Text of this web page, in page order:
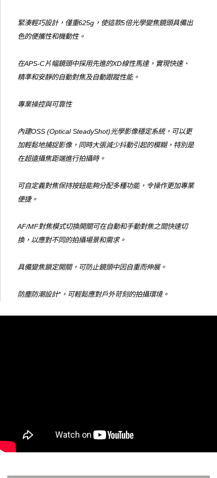
緊湊輕巧設計，僅重625g，使這款5倍光學變焦鏡頭具備出
色的便攜性和機動性。
在APS-C片幅鏡頭中採用先進的XD線性馬達，實現快速、
精準和安靜的自動對焦及自動跟蹤性能。
專業操控與可靠性
內建OSS (Optical SteadyShot)光學影像穩定系統，可以更
加輕鬆地捕捉影像，同時大張減少抖動引起的模糊，特別是
在超遠攝焦距端進行拍攝時。
可自定義對焦保持按鈕能夠分配多種功能，令操作更加專業
便捷。
AF/MF對焦模式切換開關可在自動和手動對焦之間快速切
換，以應對不同的拍攝場景和需求。
具備變焦鎖定開關，可防止鏡頭中因自重而伸展。
防塵防潮設計*，可輕鬆應對戶外苛刻的拍攝環境。